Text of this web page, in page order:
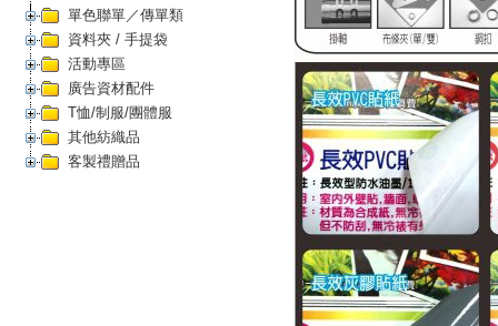
單色聯單／傳單類
資料夾 / 手提袋
活動專區
廣告資材配件
T恤/制服/團體服
其他紡織品
客製禮贈品